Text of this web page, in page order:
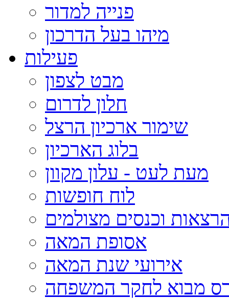
פנייה למדור
מיהו בעל הדרכון
פעילות
מבט לצפון
חלון לדרום
שימור ארכיון הרצל
בלוג הארכיון
מעת לעט - עלון מקוון
לוח חופשות
וכנסים מצולמים
אסופת המאה
אירועי שנת המאה
מבוא לחקר המשפחה